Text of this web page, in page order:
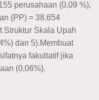
perusahaan (0,09 %),
(PP) = 38.654
Struktur Skala Upah
dan 5).Membuat
fakultatif jika
(0,06%).